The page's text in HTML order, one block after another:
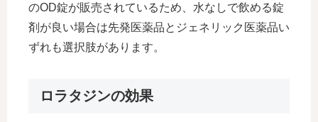
のOD錠が販売されているため、水なしで飲める錠
剤が良い場合は先発医薬品とジェネリック医薬品い
ずれも選択肢があります。
ロラタジンの効果